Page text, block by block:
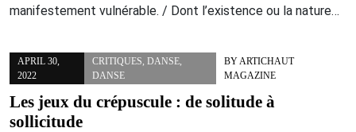
manifestement vulnérable. / Dont l’existence ou la nature…
APRIL 30,
2022
CRITIQUES,DANSE,
DANSE
BYARTICHAUT
MAGAZINE
Les jeux du crépuscule : de solitude à
sollicitude